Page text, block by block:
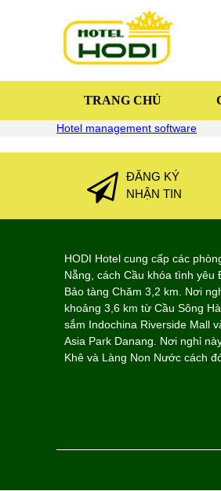
TRANG CHỦ
Hotel management software
ĐĂNG KÝ
NHẬN TIN
HODI Hotel cung cấp các
Nẵng, cách Cầu khóa tình yêu
Bảo tàng Chăm 3,2 km. Nơi
khoảng 3,6 km từ Cầu Sông
sắm Indochina Riverside Mall
Asia Park Danang. Nơi nghỉ
Khê và Làng Non Nước cách